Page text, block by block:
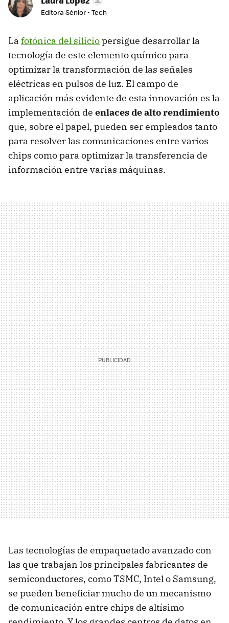
Editora Sénior - Tech
La fotónica del siliciopersigue desarrollar la
tecnología de este elemento químico para
optimizar la transformación de las señales
eléctricas en pulsos de luz. El campo de
aplicación más evidente de esta innovación es la
implementación de enlaces de alto rendimiento
que, sobre el papel, pueden ser empleados tanto
para resolver las comunicaciones entre varios
chips como para optimizar la transferencia de
información entre varias máquinas.
Las tecnologías de empaquetado avanzado con
las que trabajan los principales fabricantes de
semiconductores, como TSMC, Intel o Samsung,
se pueden beneficiar mucho de un mecanismo
de comunicación entre chips de altísimo